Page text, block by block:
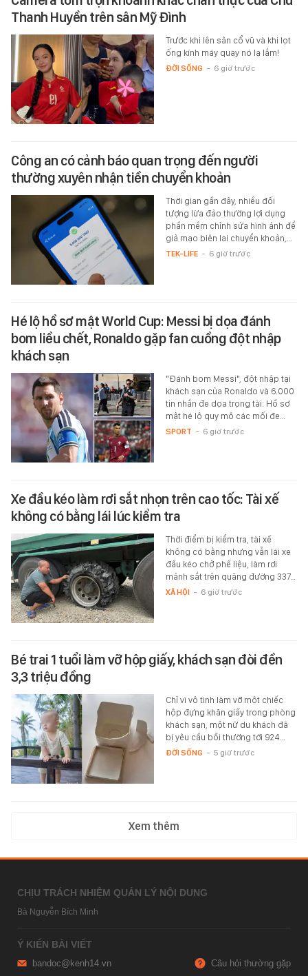
Thanh Huyền trên sân Mỹ Đình
Trước khi lên sân cổ vũ và khi lọt
ống kính máy quay nó lạ lắm!
ĐỜI SỐNG - 6 giờ trước
Công an có cảnh báo quan trọng đến người
thường xuyên nhận tiền chuyển khoản
Thời gian gần đây, nhiều đối
tượng lừa đảo thường lợi dụng
phần mềm chỉnh sửa hình ảnh để
giả mạo biên lai chuyển khoản,…
TEK-LIFE - 6 giờ trước
Hé lộ hồ sơ mật World Cup: Messi bị dọa đánh
bom liều chết, Ronaldo gặp fan cuồng đột nhập
khách sạn
"Đánh bom Messi", đột nhập tại
khách sạn của Ronaldo và 6.000
tin nhắn đe dọa trọng tài: Hồ sơ
mật hé lộ quy mô các mối đe…
SPORT - 6 giờ trước
Xe đầu kéo làm rơi sắt nhọn trên cao tốc: Tài xế
không có bằng lái lúc kiểm tra
Thời điểm bị kiểm tra, tài xế
không có bằng nhưng vẫn lái xe
đầu kéo chở phế liệu, làm rơi
mảnh sắt trên quãng đường 337…
XÃ HỘI - 6 giờ trước
Bé trai 1 tuổi làm vỡ hộp giấy, khách sạn đòi đền
3,3 triệu đồng
Chỉ vì vô tình làm vỡ một chiếc
hộp đựng khăn giấy trong phòng
khách sạn, một nữ du khách đã
bị yêu cầu bồi thường tới 924…
ĐỜI SỐNG - 5 giờ trước
Xem thêm
CHỊU TRÁCH NHIỆM QUẢN LÝ NỘI DUNG
Bà Nguyễn Bích Minh
Ý KIẾN BÀI VIẾT
bandoc@kenh14.vn Câu hỏi thường gặp